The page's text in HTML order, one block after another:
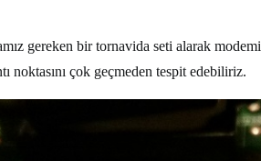
gereken bir tornavida seti alarak
noktasını çok geçmeden tespit edebiliriz.